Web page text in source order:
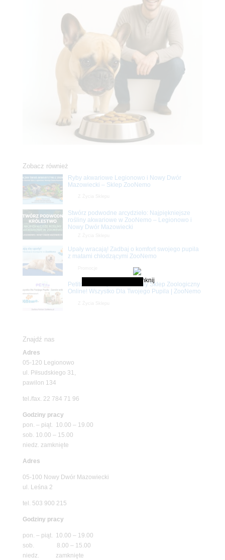
Zobacz również
Ryby akwariowe Legionowo i Nowy Dwór
Mazowiecki – Sklep ZooNemo
Stwórz podwodne arcydzieło: Najpiękniejsze
rośliny akwariowe w ZooNemo – Legionowo i
Nowy Dwór Mazowiecki
Upały wracają! Zadbaj o komfort swojego pupila
z matami chłodzącymi ZooNemo
Petito Pet Shop – Internetowy Sklep Zoologiczny
Online! Wszystko Dla Twojego Pupila | ZooNemo
Znajdź nas
Adres
05-120 Legionowo
ul. Piłsudskiego 31,
pawilon 134
tel./fax. 22 784 71 96
Godziny pracy
pon. – piąt. 10.00 – 19.00
sob. 10.00 – 15.00
niedz. zamknięte
Adres
05-100 Nowy Dwór Mazowiecki
ul. Leśna 2
tel. 503 900 215
Godziny pracy
pon. – piąt. 10.00 – 19.00
sob. 8.00 – 15.00
niedz. zamknięte